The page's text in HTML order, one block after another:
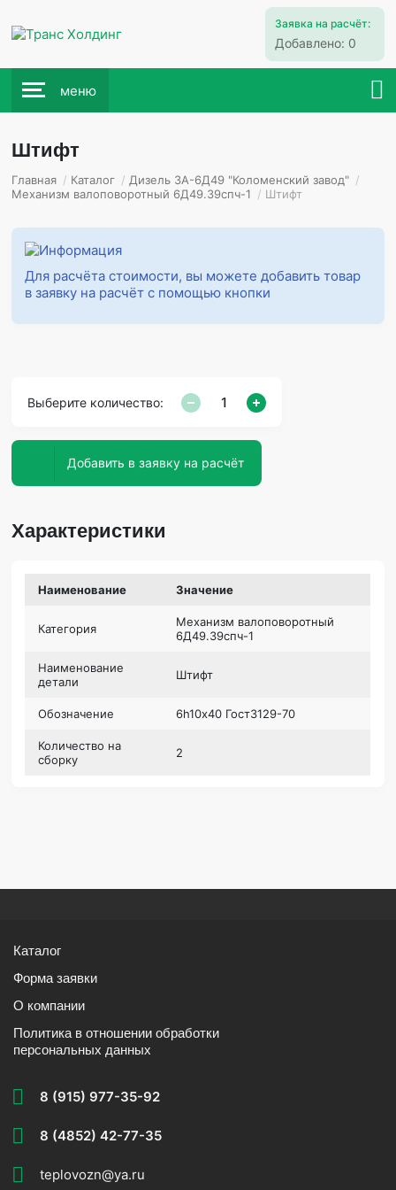
Заявка на расчёт:
Добавлено: 0
меню
Штифт
Главная / Каталог / Дизель 3А-6Д49 "Коломенский завод" /
Механизм валоповоротный 6Д49.39спч-1 / Штифт
Для расчёта стоимости, вы можете добавить товар
в заявку на расчёт с помощью кнопки
Выберите количество:
Добавить в заявку на расчёт
Характеристики
Наименование Значение
Категория
Механизм валоповоротный
6Д49.39спч-1
Наименование
детали
Штифт
Обозначение 6h10х40 Гост3129-70
Количество на
сборку
2
Каталог
Форма заявки
О компании
Политика в отношении обработки
персональных данных
8 (915) 977-35-92
8 (4852) 42-77-35
teplovozn@ya.ru